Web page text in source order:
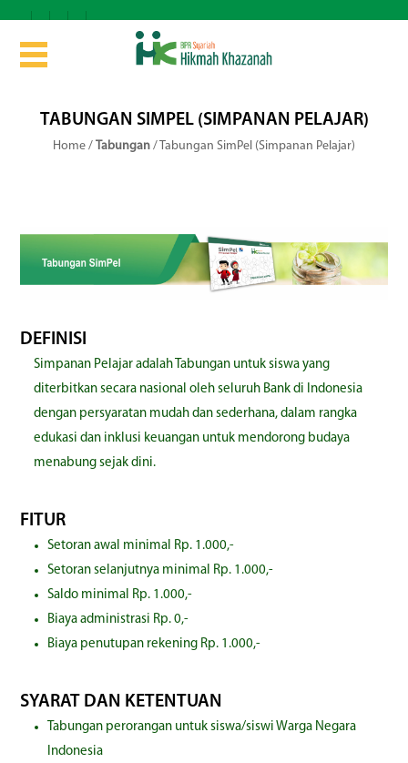
TABUNGAN SIMPEL (SIMPANAN PELAJAR)
Home / Tabungan / Tabungan SimPel (Simpanan Pelajar)
DEFINISI
Simpanan Pelajar adalah Tabungan untuk siswa yang
diterbitkan secara nasional oleh seluruh Bank di Indonesia
dengan persyaratan mudah dan sederhana, dalam rangka
edukasi dan inklusi keuangan untuk mendorong budaya
menabung sejak dini.
FITUR
Setoran awal minimal Rp. 1.000,-
Setoran selanjutnya minimal Rp. 1.000,-
Saldo minimal Rp. 1.000,-
Biaya administrasi Rp. 0,-
Biaya penutupan rekening Rp. 1.000,-
SYARAT DAN KETENTUAN
Tabungan perorangan untuk siswa/siswi Warga Negara
Indonesia